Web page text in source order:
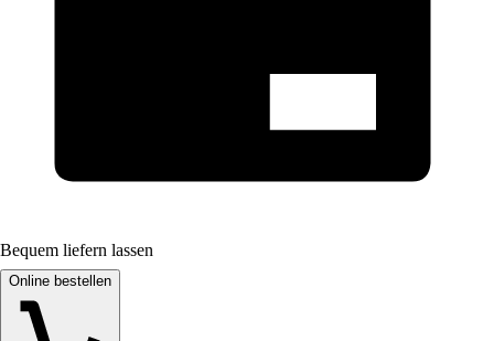
Bequem liefern lassen
Online bestellen